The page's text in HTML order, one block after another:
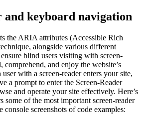
and keyboard navigation
the ARIA attributes (Accessible Rich
alongside various different
blind users visiting with screen-
comprehend, and enjoy the website’s
with a screen-reader enters your site,
a prompt to enter the Screen-Reader
and operate your site effectively. Here’s
some of the most important screen-reader
console screenshots of code examples: